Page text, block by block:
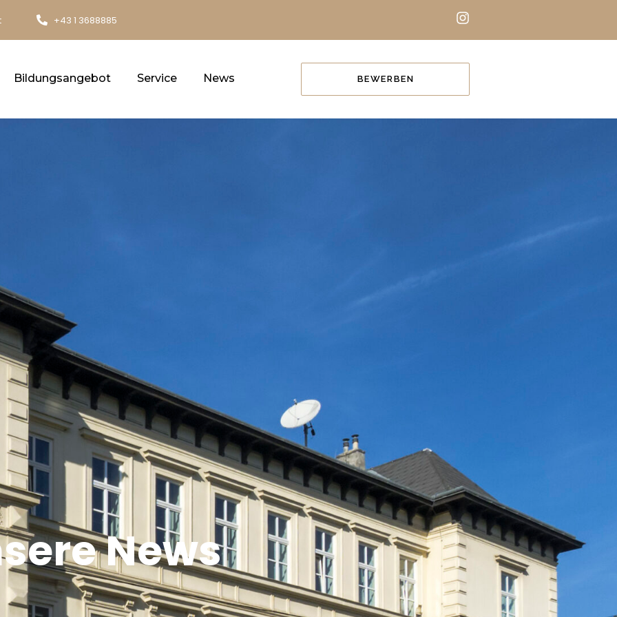
+43 1 3688885
Bildungsangebot Service News BEWERBEN
News